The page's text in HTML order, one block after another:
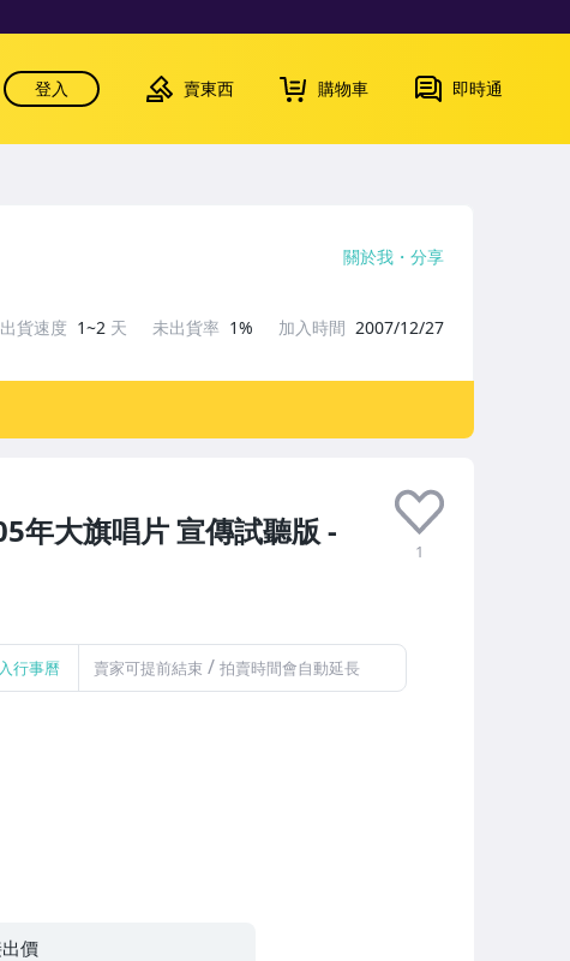
登入 賣東西 購物車 即時通
年大旗唱片 宣傳試聽版 -
1
行事曆 賣家可提前結束 / 拍賣時間會自動延長
價
關於我 分享
出貨速度 1~2 天 未出貨率 1% 加入時間 2007/12/27